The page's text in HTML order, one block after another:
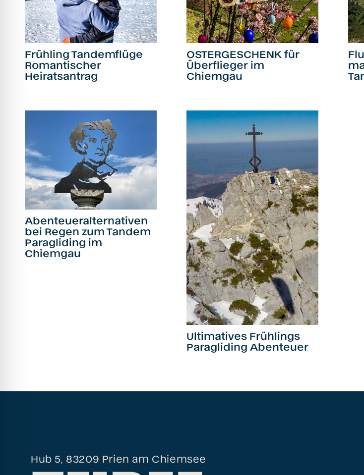
Frühling Tandemflüge
Romantischer
Heiratsantrag
OSTERGESCHENK für
Überflieger im
Chiemgau
Abenteueralternativen
bei Regen zum Tandem
Paragliding im
Chiemgau
Ultimatives Frühlings
Paragliding Abenteuer
Hub 5, 83209 Prien am Chiemsee